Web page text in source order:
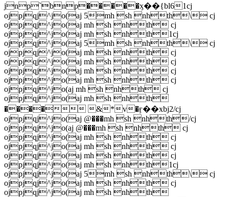
jnp`bnp�����ӽ��{bl61cj
ojpjqj^jo(aj 5mh sh nhth\ cj
ojpjqj^jo(aj mh sh nhth cj
ojpjqj^jo(aj mh sh nhth1cj
ojpjqj^jo(aj 5mh sh nhth\ cj
ojpjqj^jo(aj mh sh nhth cj
ojpjqj^jo(aj mh sh nhth cj
ojpjqj^jo(aj mh sh nhth cj
ojpjqj^jo(aj mh sh nhth cj
ojpjqj^jo(aj mh sh nhth cj
ojpjqj^jo(aj mh sh nhth
���� &*v�ӻ��xbj2/cj
ojpjqj^jo(aj @���mh sh nhth/cj
ojpjqj^jo(aj @���mh sh nhth cj
ojpjqj^jo(aj mh sh nhth cj
ojpjqj^jo(aj mh sh nhth cj
ojpjqj^jo(aj mh sh nhth cj
ojpjqj^jo(aj mh sh nhth1cj
ojpjqj^jo(aj 5mh sh nhth\ cj
ojpjqj^jo(aj mh sh nhth cj
ojpjqj^jo(aj mh sh nhth